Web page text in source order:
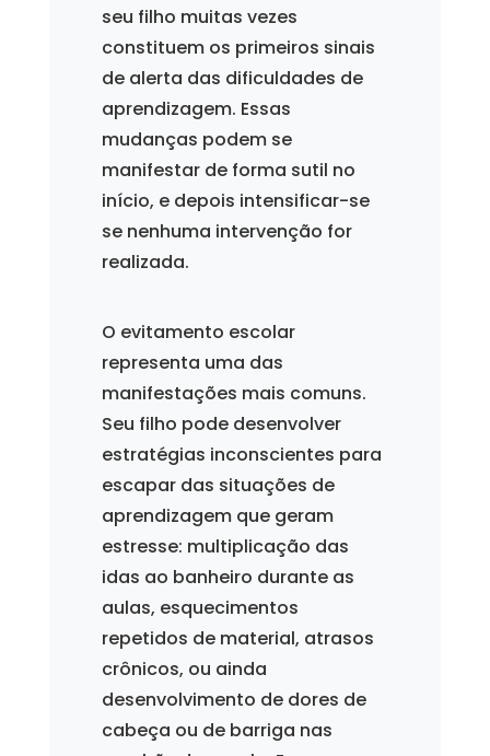
seu filho muitas vezes
constituem os primeiros sinais
de alerta das dificuldades de
aprendizagem. Essas
mudanças podem se
manifestar de forma sutil no
início, e depois intensificar-se
se nenhuma intervenção for
realizada.
O evitamento escolar
representa uma das
manifestações mais comuns.
Seu filho pode desenvolver
estratégias inconscientes para
escapar das situações de
aprendizagem que geram
estresse: multiplicação das
idas ao banheiro durante as
aulas, esquecimentos
repetidos de material, atrasos
crônicos, ou ainda
desenvolvimento de dores de
cabeça ou de barriga nas